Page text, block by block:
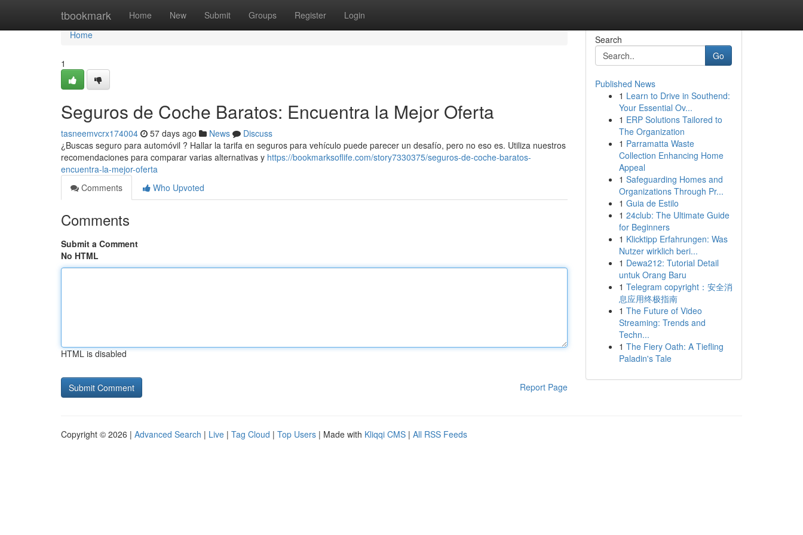
tbookmark Home New Submit Groups Register Login
Home
Home
1
Seguros de Coche Baratos: Encuentra la Mejor Oferta
tasneemvcrx174004 57 days ago News
Discuss
¿Buscas seguro para automóvil ? Hallar la tarifa en seguros para vehículo puede parecer un desafío, pero no eso es. Utiliza nuestros
recomendaciones para comparar varias alternativas y https://bookmarksoflife.com/story7330375/seguros-de-coche-baratos-
encuentra-la-mejor-oferta
Comments
Who Upvoted
Comments
Submit a Comment
No HTML
HTML is disabled
Report Page
Search
Go
Published News
1 Learn to Drive in Southend:
Your Essential Ov...
1 ERP Solutions Tailored to
The Organization
1 Parramatta Waste
Collection Enhancing Home
Appeal
1 Safeguarding Homes and
Organizations Through Pr...
1 Guia de Estilo
1 24club: The Ultimate Guide
for Beginners
1 Klicktipp Erfahrungen: Was
Nutzer wirklich beri...
1 Dewa212: Tutorial Detail
untuk Orang Baru
1 Telegram copyright：安全消
息应用终极指南
1 The Future of Video
Streaming: Trends and
Techn...
1 The Fiery Oath: A Tiefling
Paladin's Tale
Copyright © 2026 | Advanced Search | Live | Tag Cloud | Top Users | Made with Kliqqi CMS | All RSS Feeds